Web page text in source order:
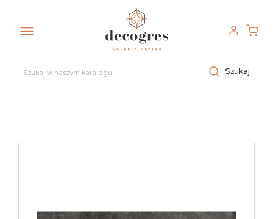

Szukaj